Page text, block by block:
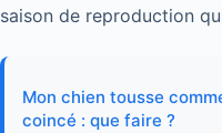
saison de reproduction
Mon chien tousse
coincé : que faire ?